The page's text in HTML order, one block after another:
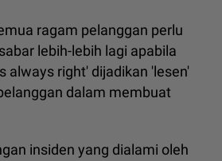
ragam pelanggan perlu
lebih-lebih lagi apabila
always right' dijadikan 'lesen'
dalam membuat
insiden yang dialami oleh